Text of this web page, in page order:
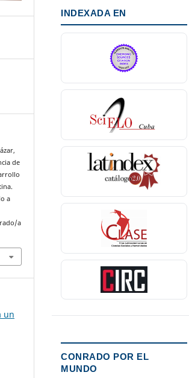
de
a
a
un
INDEXADA EN
CONRADO POR EL
MUNDO